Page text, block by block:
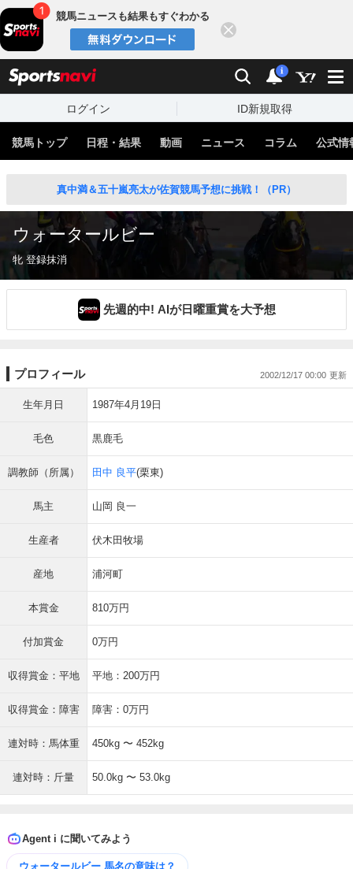
競馬ニュースも結果もすぐわかる
検索 通知
i
ログイン ID新規取得
競馬トップ 日程・結果 動画 ニュース コラム 公式情
真中満＆五十嵐亮太が佐賀競馬予想に挑戦！（PR）
ウォータールビー
牝 登録抹消
先週的中! AIが日曜重賞を大予想
プロフィール 2002/12/17 00:00
生年月日 1987年4月19日
毛色 黒鹿毛
調教師（所属） 田中 良平(栗東)
馬主 山岡 良一
生産者 伏木田牧場
産地 浦河町
本賞金 810万円
付加賞金 0万円
収得賞金：平地 平地：200万円
収得賞金：障害 障害：0万円
連対時：馬体重 450kg 〜 452kg
連対時：斤量 50.0kg 〜 53.0kg
Agent i に聞いてみよう
ウォータールビー 馬名の意味は？